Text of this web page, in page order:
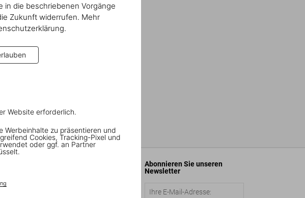
in die beschriebenen Vorgänge
Zukunft widerrufen. Mehr
Website erforderlich.
Werbeinhalte zu präsentieren und
Cookies, Tracking-Pixel und
oder ggf. an Partner
Abonnieren Sie unseren
Newsletter